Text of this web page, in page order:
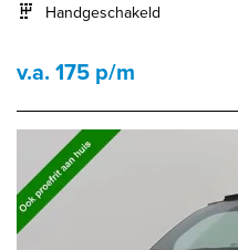
Handgeschakeld
v.a. 175 p/m